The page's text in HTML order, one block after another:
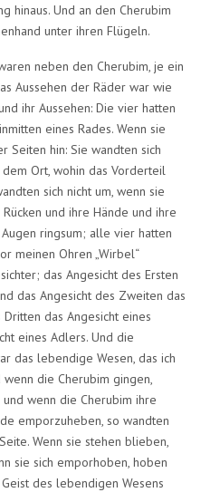
hinaus. Und an den Cherubim
unter ihren Flügeln.
neben den Cherubim, je ein
Aussehen der Räder war wie
ihr Aussehen: Die vier hatten
eines Rades. Wenn sie
Seiten hin: Sie wandten sich
Ort, wohin das Vorderteil
sich nicht um, wenn sie
und ihre Hände und ihre
ringsum; alle vier hatten
meinen Ohren „Wirbel“
das Angesicht des Ersten
das Angesicht des Zweiten das
das Angesicht eines
eines Adlers. Und die
das lebendige Wesen, das ich
die Cherubim gingen,
wenn die Cherubim ihre
emporzuheben, so wandten
Wenn sie stehen blieben,
sie sich emporhoben, hoben
des lebendigen Wesens